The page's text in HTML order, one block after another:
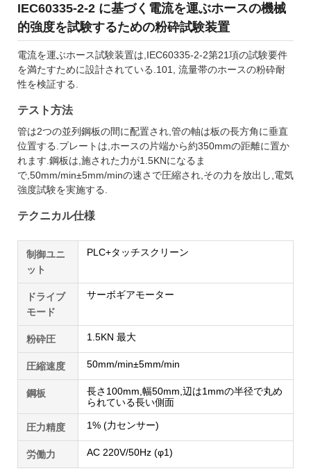
IEC60335-2-2 に基づく電流を運ぶホースの機械
的強度を試験するための粉砕試験装置
電流を運ぶホース試験装置は,IEC60335-2-2第21項の試験要件
を満たすために設計されている.101, 流量帯のホースの粉砕耐
性を検証する.
テスト方法
管は2つの並列鋼板の間に配置され,管の軸は板の長方角に垂直
位置する.プレートは,ホースの片端から約350mmの距離に置か
れます.鋼板は,施された力が1.5KNになるま
で,50mm/min±5mm/minの速さで圧縮され,その力を放出し,電気
強度試験を実施する.
テクニカル仕様
制御ユニ
ット
PLC+タッチスクリーン
ドライブ
モード
サーボギアモーター
粉砕圧 1.5KN 最大
圧縮速度 50mm/min±5mm/min
鋼板
長さ100mm,幅50mm,辺は1mmの半径で丸め
られている長い側面
圧力精度 1% (力センサー)
労働力 AC 220V/50Hz (φ1)